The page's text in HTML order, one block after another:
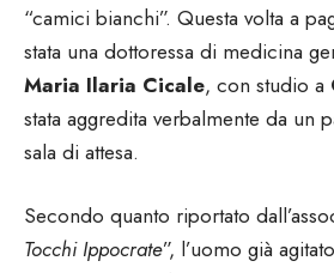
“camici bianchi”. Questa volta a
stata una dottoressa di medicina
Maria Ilaria Cicale, con studio a
stata aggredita verbalmente da un
sala di attesa.
Secondo quanto riportato
Tocchi Ippocrate”, l’uomo già